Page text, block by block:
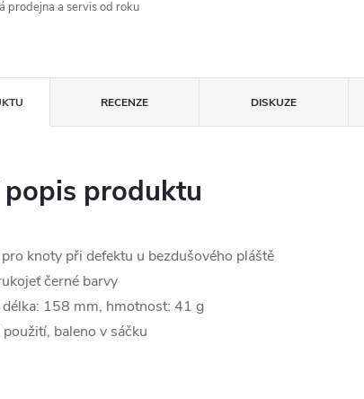
prodejna a servis od roku
RECENZE DISKUZE
produktu
knoty při defektu u bezdušového pláště
černé barvy
158 mm, hmotnost: 41 g
baleno v sáčku